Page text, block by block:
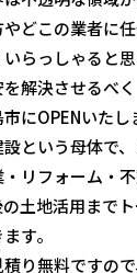
どこの業者に
らっしゃると思
解決させるべ
にOPENいたし
という母体で
リフォーム・
土地活用まで
す。
り無料ですの